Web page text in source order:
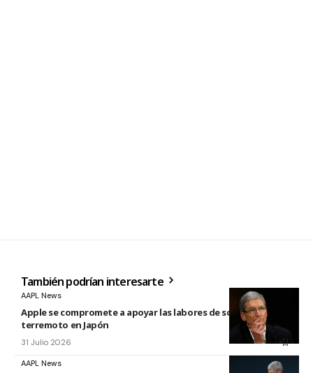
También podrían interesarte
AAPL News
Apple se compromete a apoyar las labores de socorro tras el
terremoto en Japón
31 Julio 2026
AAPL News